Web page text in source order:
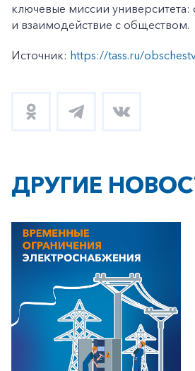
+7-800-700-24-57
Частным клиентам
Корпоративным клиентам
ключевые миссии университета:
и взаимодействие с обществом.
Источник: https://tass.ru/
ДРУГИЕ